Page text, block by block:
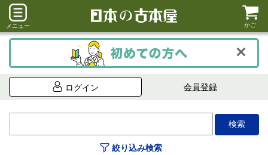
メニュー かご
ログイン 会員登録
絞り込み検索